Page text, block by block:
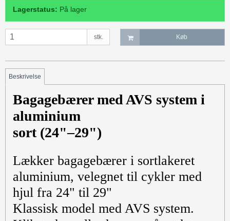
Lagerstatus: På lager
stk. Køb
Beskrivelse
Bagagebærer med AVS system i
aluminium
sort (24"–29")
Lækker bagagebærer i sortlakeret
aluminium, velegnet til cykler med
hjul fra 24" til 29"
Klassisk model med AVS system.